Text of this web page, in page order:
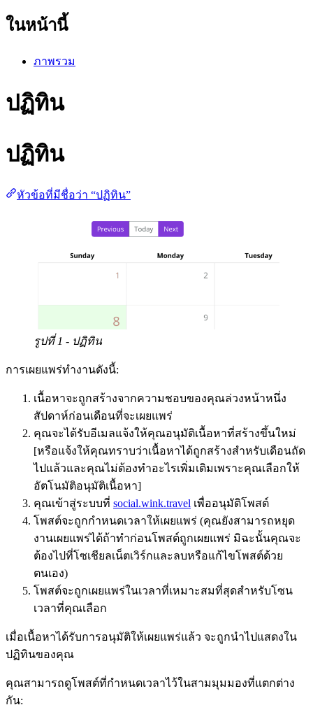
ในหน้านี้
ภาพรวม
ปฏิทิน
ปฏิทิน
หัวข้อที่มีชื่อว่า “ปฏิทิน”
รูปที่ 1 - ปฏิทิน
การเผยแพร่ทำงานดังนี้:
เนื้อหาจะถูกสร้างจากความชอบของคุณล่วงหน้าหนึ่ง
สัปดาห์ก่อนเดือนที่จะเผยแพร่
คุณจะได้รับอีเมลแจ้งให้คุณอนุมัติเนื้อหาที่สร้างขึ้นใหม่
[หรือแจ้งให้คุณทราบว่าเนื้อหาได้ถูกสร้างสำหรับเดือนถัด
ไปแล้วและคุณไม่ต้องทำอะไรเพิ่มเติมเพราะคุณเลือกให้
อัตโนมัติอนุมัติเนื้อหา]
คุณเข้าสู่ระบบที่ social.wink.travel เพื่ออนุมัติโพสต์
โพสต์จะถูกกำหนดเวลาให้เผยแพร่ (คุณยังสามารถหยุด
งานเผยแพร่ได้ถ้าทำก่อนโพสต์ถูกเผยแพร่ มิฉะนั้นคุณจะ
ต้องไปที่โซเชียลเน็ตเวิร์กและลบหรือแก้ไขโพสต์ด้วย
ตนเอง)
โพสต์จะถูกเผยแพร่ในเวลาที่เหมาะสมที่สุดสำหรับโซน
เวลาที่คุณเลือก
เมื่อเนื้อหาได้รับการอนุมัติให้เผยแพร่แล้ว จะถูกนำไปแสดงใน
ปฏิทินของคุณ
คุณสามารถดูโพสต์ที่กำหนดเวลาไว้ในสามมุมมองที่แตกต่าง
กัน: